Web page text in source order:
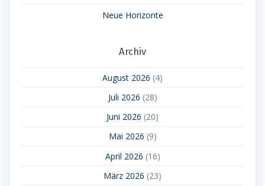
Neue Horizonte
Archiv
August 2026 (4)
Juli 2026 (28)
Juni 2026 (20)
Mai 2026 (9)
April 2026 (16)
März 2026 (23)